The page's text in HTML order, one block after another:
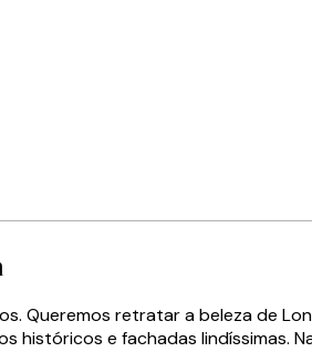
Queremos retratar a beleza de
históricos e fachadas lindíssimas.